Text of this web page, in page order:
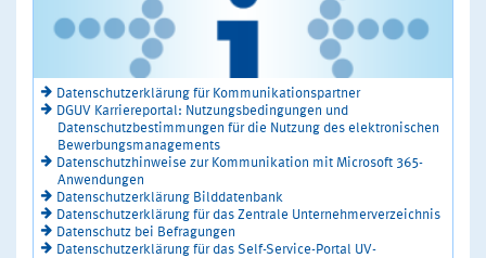
Datenschutzerklärung für Kommunikationspartner
DGUV Karriereportal: Nutzungsbedingungen und
Datenschutzbestimmungen für die Nutzung des elektronischen
Bewerbungsmanagements
Datenschutzhinweise zur Kommunikation mit Microsoft 365-
Anwendungen
Datenschutzerklärung Bilddatenbank
Datenschutzerklärung für das Zentrale Unternehmerverzeichnis
Datenschutz bei Befragungen
Datenschutzerklärung für das Self-Service-Portal UV-